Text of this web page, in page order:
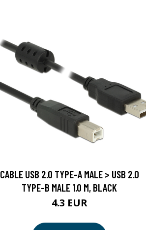
CABLE USB 2.0 TYPE-A MALE > USB 2.0
TYPE-B MALE 1.0 M, BLACK
4.3 EUR